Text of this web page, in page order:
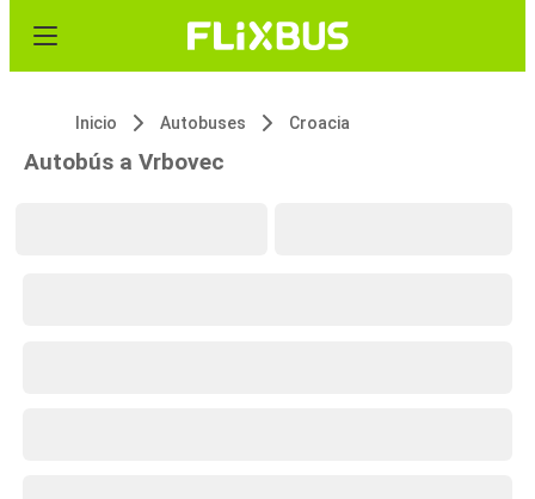
Inicio Autobuses Croacia
Autobús a Vrbovec